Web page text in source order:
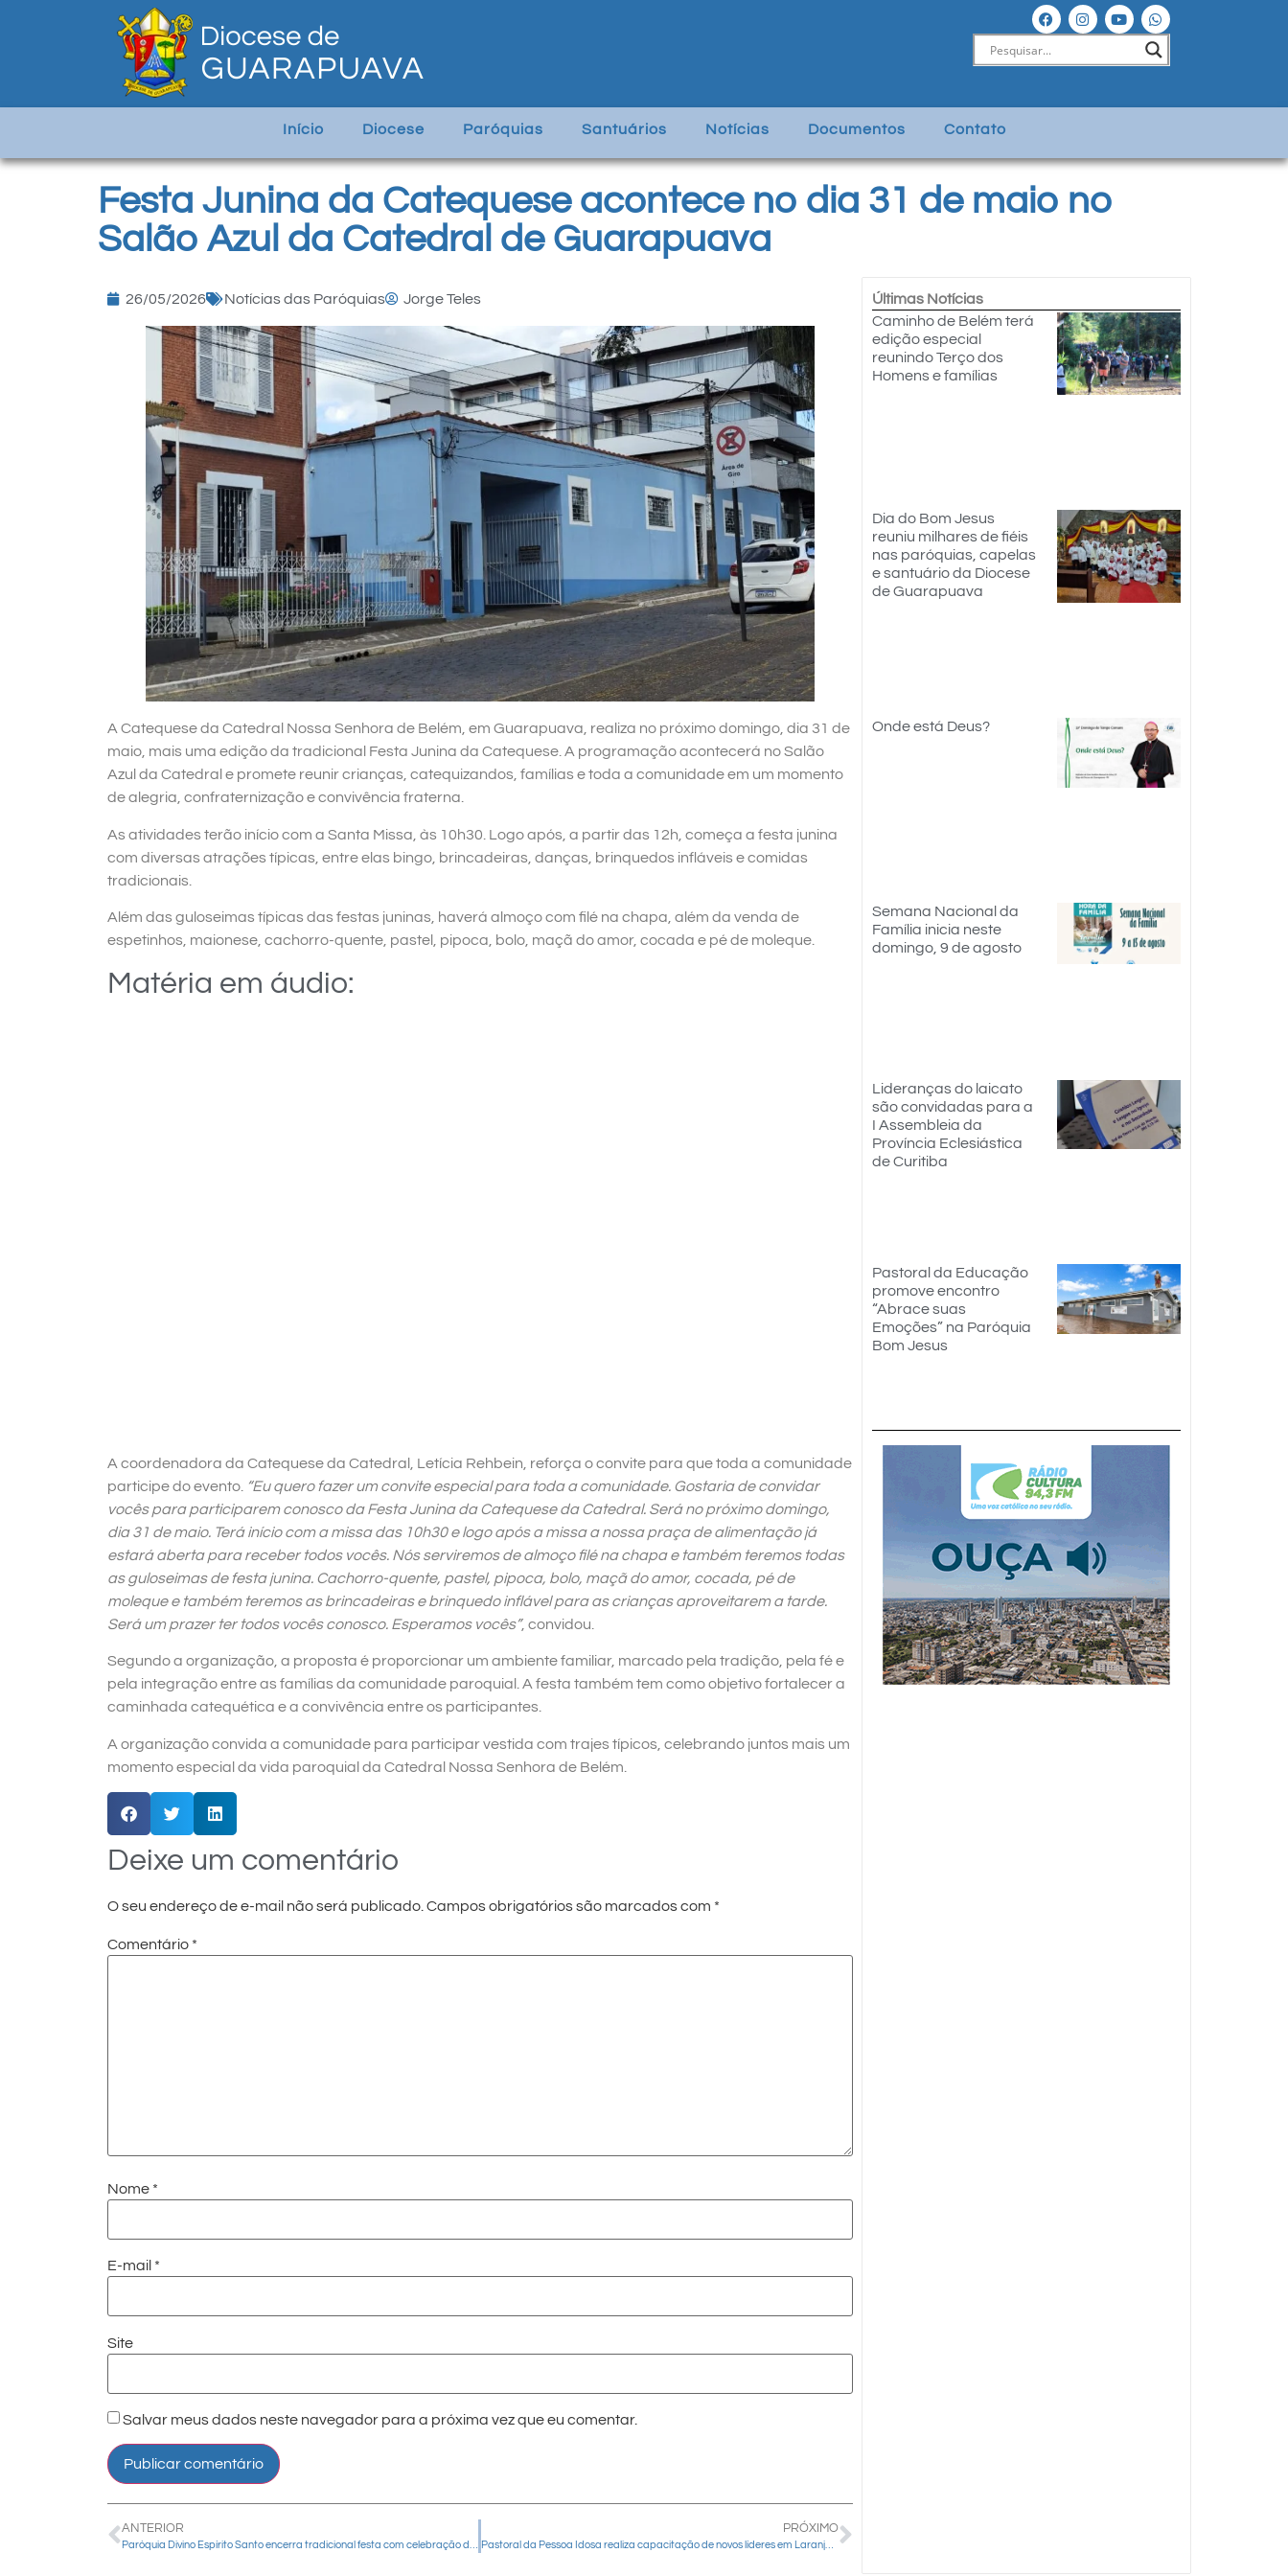
Início Diocese Paróquias Santuários Notícias Documentos Contato
Festa Junina da Catequese acontece no dia 31 de maio no
Salão Azul da Catedral de Guarapuava
26/05/2026 Notícias das Paróquias Jorge Teles
A Catequese da Catedral Nossa Senhora de Belém, em Guarapuava, realiza no próximo domingo, dia 31 de
maio, mais uma edição da tradicional Festa Junina da Catequese. A programação acontecerá no Salão
Azul da Catedral e promete reunir crianças, catequizandos, famílias e toda a comunidade em um momento
de alegria, confraternização e convivência fraterna.
As atividades terão início com a Santa Missa, às 10h30. Logo após, a partir das 12h, começa a festa junina
com diversas atrações típicas, entre elas bingo, brincadeiras, danças, brinquedos infláveis e comidas
tradicionais.
Além das guloseimas típicas das festas juninas, haverá almoço com filé na chapa, além da venda de
espetinhos, maionese, cachorro-quente, pastel, pipoca, bolo, maçã do amor, cocada e pé de moleque.
Matéria em áudio:
A coordenadora da Catequese da Catedral, Letícia Rehbein, reforça o convite para que toda a comunidade
participe do evento. “Eu quero fazer um convite especial para toda a comunidade. Gostaria de convidar
vocês para participarem conosco da Festa Junina da Catequese da Catedral. Será no próximo domingo,
dia 31 de maio. Terá início com a missa das 10h30 e logo após a missa a nossa praça de alimentação já
estará aberta para receber todos vocês. Nós serviremos de almoço filé na chapa e também teremos todas
as guloseimas de festa junina. Cachorro-quente, pastel, pipoca, bolo, maçã do amor, cocada, pé de
moleque e também teremos as brincadeiras e brinquedo inflável para as crianças aproveitarem a tarde.
Será um prazer ter todos vocês conosco. Esperamos vocês”, convidou.
Segundo a organização, a proposta é proporcionar um ambiente familiar, marcado pela tradição, pela fé e
pela integração entre as famílias da comunidade paroquial. A festa também tem como objetivo fortalecer a
caminhada catequética e a convivência entre os participantes.
A organização convida a comunidade para participar vestida com trajes típicos, celebrando juntos mais um
momento especial da vida paroquial da Catedral Nossa Senhora de Belém.
Deixe um comentário
O seu endereço de e-mail não será publicado. Campos obrigatórios são marcados com *
Comentário *
Nome *
E-mail *
Site
Salvar meus dados neste navegador para a próxima vez que eu comentar.
ANTERIOR PRÓXIMO
Últimas Notícias
Caminho de Belém terá
edição especial
reunindo Terço dos
Homens e famílias
Dia do Bom Jesus
reuniu milhares de fiéis
nas paróquias, capelas
e santuário da Diocese
de Guarapuava
Onde está Deus?
Semana Nacional da
Família inicia neste
domingo, 9 de agosto
Lideranças do laicato
são convidadas para a
I Assembleia da
Província Eclesiástica
de Curitiba
Pastoral da Educação
promove encontro
“Abrace suas
Emoções” na Paróquia
Bom Jesus